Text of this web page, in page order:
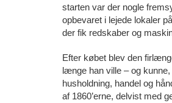
starten var der nogle
opbevaret i lejede lokaler
der fik redskaber og
Efter købet blev den
længe han ville – og
husholdning, handel og
af 1860’erne, delvist med